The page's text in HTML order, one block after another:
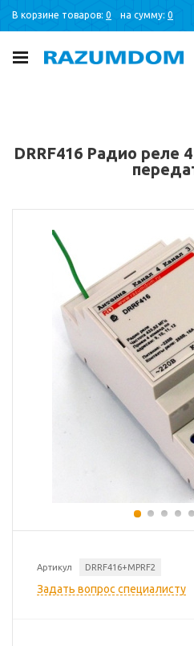
В корзине товаров: 0 на сумму: 0
DRRF416 Радио реле
Артикул DRRF416+MPRF2
Задать вопрос специалисту